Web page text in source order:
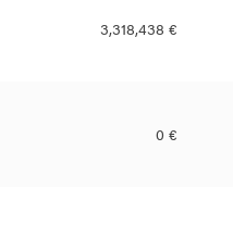
3,318,438 €
0 €